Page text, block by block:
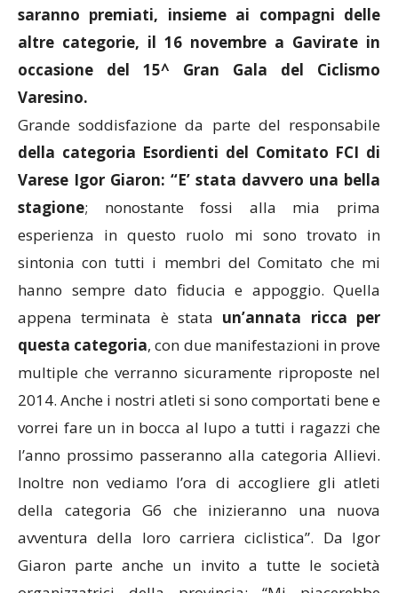
saranno premiati, insieme ai compagni delle
altre categorie, il 16 novembre a Gavirate in
occasione del 15^ Gran Gala del Ciclismo
Varesino.
Grande soddisfazione da parte del responsabile
della categoria Esordienti del Comitato FCI di
Varese Igor Giaron: “E’ stata davvero una bella
stagione; nonostante fossi alla mia prima
esperienza in questo ruolo mi sono trovato in
sintonia con tutti i membri del Comitato che mi
hanno sempre dato fiducia e appoggio. Quella
appena terminata è stata un’annata ricca per
questa categoria, con due manifestazioni in prove
multiple che verranno sicuramente riproposte nel
2014. Anche i nostri atleti si sono comportati bene e
vorrei fare un in bocca al lupo a tutti i ragazzi che
l’anno prossimo passeranno alla categoria Allievi.
Inoltre non vediamo l’ora di accogliere gli atleti
della categoria G6 che inizieranno una nuova
avventura della loro carriera ciclistica”. Da Igor
Giaron parte anche un invito a tutte le società